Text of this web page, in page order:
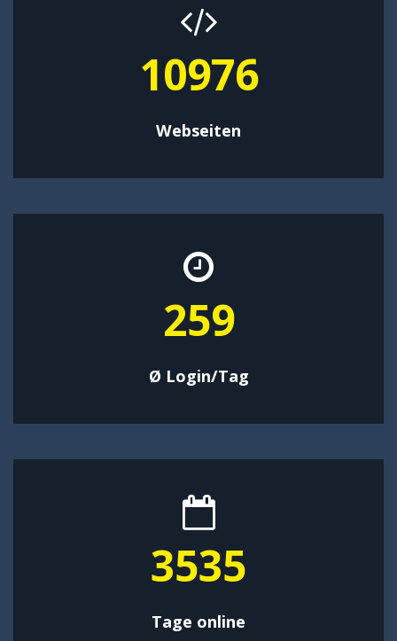
14269
Webseiten
337
Ø Login/Tag
4595
Tage online